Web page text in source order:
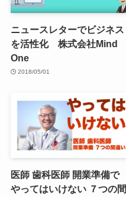
ニュースレターでビジネス
を活性化 株式会社Mind
One
2018/05/01
医師 歯科医師 開業準備で
やってはいけない ７つの間